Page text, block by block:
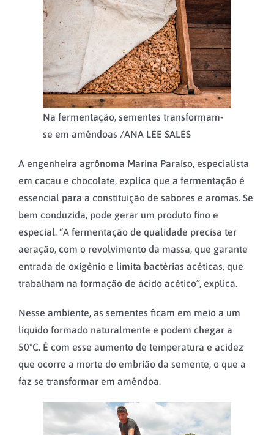
Na fermentação, sementes transformam-
se em amêndoas /ANA LEE SALES
A engenheira agrônoma Marina Paraíso, especialista
em cacau e chocolate, explica que a fermentação é
essencial para a constituição de sabores e aromas. Se
bem conduzida, pode gerar um produto fino e
especial. “A fermentação de qualidade precisa ter
aeração, com o revolvimento da massa, que garante
entrada de oxigênio e limita bactérias acéticas, que
trabalham na formação de ácido acético”, explica.
Nesse ambiente, as sementes ficam em meio a um
líquido formado naturalmente e podem chegar a
50ºC. É com esse aumento de temperatura e acidez
que ocorre a morte do embrião da semente, o que a
faz se transformar em amêndoa.